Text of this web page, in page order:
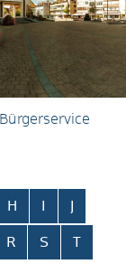
Bürgerservice
H
R S T